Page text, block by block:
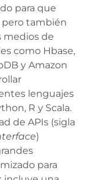
para que
pero también
medios de
como Hbase,
y Amazon
lenguajes
R y Scala.
de APIs (sigla
)
para